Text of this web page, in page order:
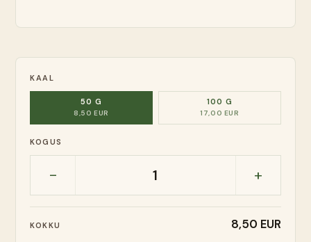
KAAL
50 G
8,50 EUR
100 G
17,00 EUR
KOGUS
- 1 +
KOKKU 8,50 EUR